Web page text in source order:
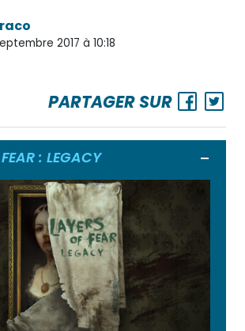
2017 à 10:18
PARTAGER SUR
: LEGACY